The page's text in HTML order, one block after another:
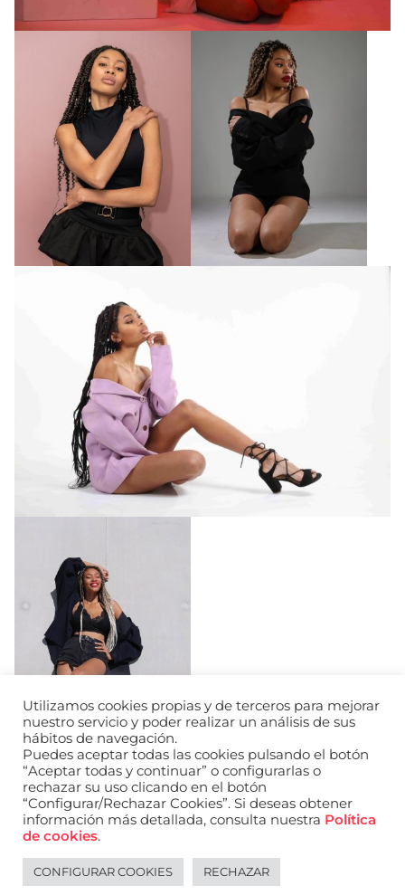
URL de Facebook
URL de Instagram
URL de Linkedin
Política de cookies
Política de privacidad de redes sociales
English
Utilizamos cookies propias y de terceros para mejorar
nuestro servicio y poder realizar un análisis de sus
hábitos de navegación.
Puedes aceptar todas las cookies pulsando el botón
“Aceptar todas y continuar” o configurarlas o
rechazar su uso clicando en el botón
“Configurar/Rechazar Cookies”. Si deseas obtener
información más detallada, consulta nuestra Política
de cookies.
CONFIGURAR COOKIES RECHAZAR